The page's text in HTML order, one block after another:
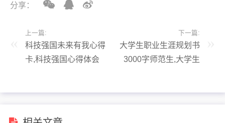
分享：
上一篇:
科技强国未来有我心得
卡,科技强国心得体会
下一篇:
大学生职业生涯规划书
3000字师范生,大学生